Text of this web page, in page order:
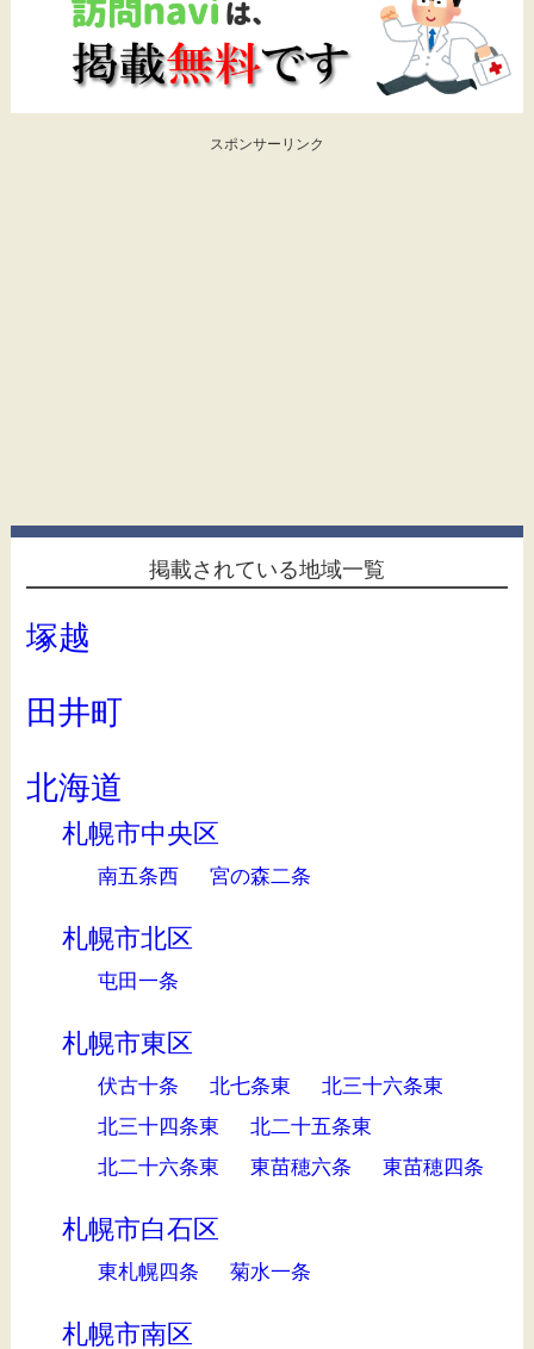
スポンサーリンク
掲載されている地域一覧
塚越
田井町
北海道
札幌市中央区
南五条西 宮の森二条
札幌市北区
屯田一条
札幌市東区
伏古十条 北七条東
北三十六条東
北三十四条東
北二十五条東
北二十六条東
東苗穂六条 東苗穂四条
札幌市白石区
東札幌四条 菊水一条
札幌市南区